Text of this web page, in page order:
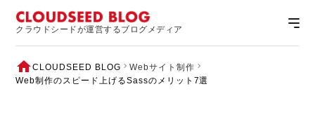
クラウドシードが運営するブログメディア
CLOUDSEED BLOG
Webサイト制作
Web制作のスピード上げるSassのメリット7選